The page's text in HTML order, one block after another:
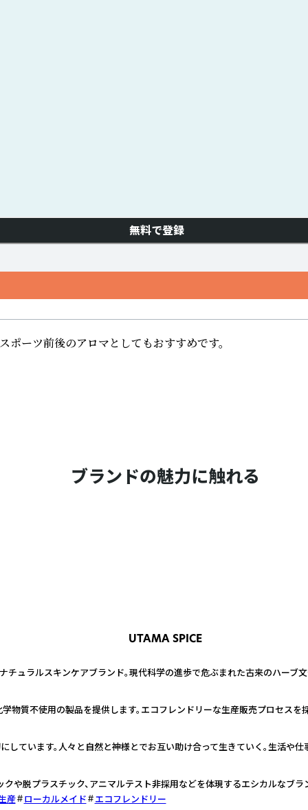
無料で登録
ポーツ前後のアロマとしてもおすすめです。
ブランドの魅力に触れる
UTAMA SPICE
チュラルスキンケアブランド。現代科学の進歩で危ぶまれた古来のハーブ
物質不使用の製品を提供します。エコフレンドリーな生産販売プロセスを
しています。人々と自然と神様とでお互い助け合って生きていく。生活や
や脱プラスチック、アニマルテスト非採用などを体現するエシカルなブラ
産
ローカルメイド エコフレンドリー